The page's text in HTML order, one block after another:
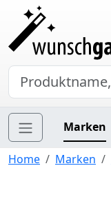
Marken
Home Marken